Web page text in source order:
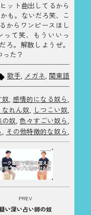
ット曲出してるから
も。ないだろ笑、こ
からワンピースほし
て笑、もういいっ
ろ。解散しようぜ。
た？
歌手, メガネ, 関東語
奴 感情的になる奴ら
れん奴 しつこい奴
奴 色々すごい奴ら
その他特徴的な奴ら
PREV
疑い深い占い師の奴